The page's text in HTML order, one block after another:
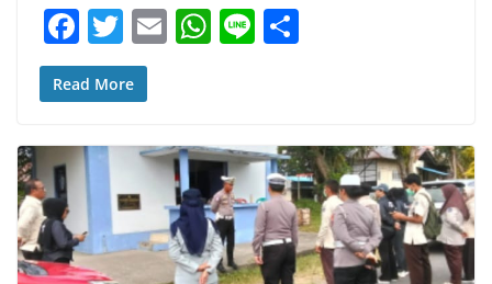
F
ac
e
o
o
k
T
w
itt
E W
A
p
p
Li
Read More